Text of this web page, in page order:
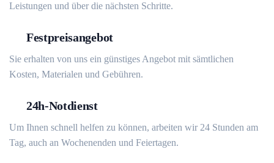
Leistungen und über die nächsten Schritte.
Festpreisangebot
Sie erhalten von uns ein günstiges Angebot mit sämtlichen
Kosten, Materialen und Gebühren.
24h-Notdienst
Um Ihnen schnell helfen zu können, arbeiten wir 24 Stunden am
Tag, auch an Wochenenden und Feiertagen.